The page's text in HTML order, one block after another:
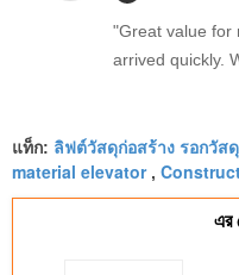
"Great value for
arrived quickly.
แท็ก: ลิฟต์วัสดุก่อสร้าง รอกวัส
material elevator,
এর